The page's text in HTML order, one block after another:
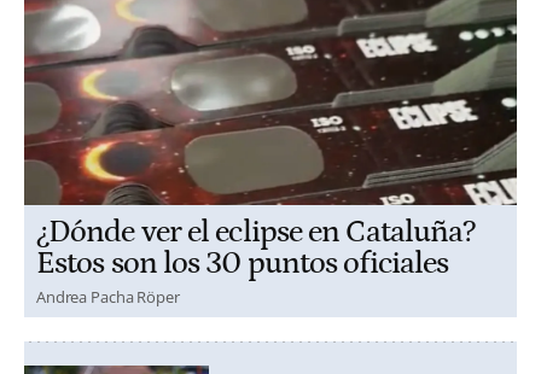
¿Dónde ver el eclipse en Cataluña?
Estos son los 30 puntos oficiales
Andrea Pacha Röper